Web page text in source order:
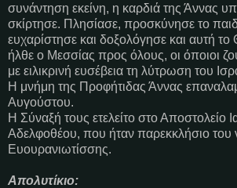
συνάντηση εκείνη, η καρδιά της Άννας
σκίρτησε. Πλησίασε, προσκύνησε το
ευχαρίστησε και δοξολόγησε και αυτή το
ήλθε ο Μεσσίας προς όλους, οι όποιοι
με ειλικρινή ευσέβεια τη λύτρωση του
Η μνήμη της Προφήτιδας Άννας
Αυγούστου.
Η Σύναξή τους ετελείτο στο Αποστολείο
Αδελφοθέου, που ήταν παρεκκλήσιο του
Ευουρανιωτίσσης.
Απολυτίκιο: